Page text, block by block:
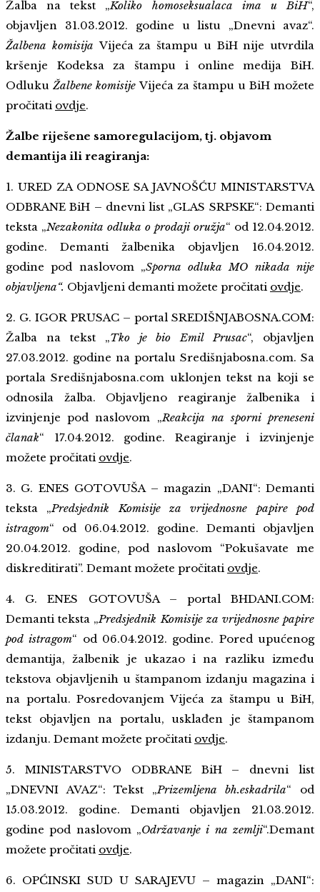
Žalba na tekst „Koliko homoseksualaca ima u BiH“,
objavljen 31.03.2012. godine u listu „Dnevni avaz“.
Žalbena komisijaVijeća za štampu u BiH nije utvrdila
kršenje Kodeksa za štampu i online medija BiH.
Odluku Žalbene komisijeVijeća za štampu u BiH možete
pročitati ovdje.
Žalbe riješene samoregulacijom, tj. objavom
demantija ili reagiranja:
1. URED ZA ODNOSE SA JAVNOŠĆU MINISTARSTVA
ODBRANE BiH – dnevni list „GLAS SRPSKE“: Demanti
teksta „Nezakonita odluka o prodaji oružja“ od 12.04.2012.
godine. Demanti žalbenika objavljen 16.04.2012.
godine pod naslovom „Sporna odluka MO nikada nije
objavljena“. Objavljeni demanti možete pročitati ovdje.
2. G. IGOR PRUSAC – portal SREDIŠNJABOSNA.COM:
Žalba na tekst „Tko je bio Emil Prusac“, objavljen
27.03.2012. godine na portalu Središnjabosna.com. Sa
portala Središnjabosna.com uklonjen tekst na koji se
odnosila žalba. Objavljeno reagiranje žalbenika i
izvinjenje pod naslovom „Reakcija na sporni preneseni
članak“ 17.04.2012. godine. Reagiranje i izvinjenje
možete pročitati ovdje.
3. G. ENES GOTOVUŠA – magazin „DANI“: Demanti
teksta „Predsjednik Komisije za vrijednosne papire pod
istragom“ od 06.04.2012. godine. Demanti objavljen
20.04.2012. godine, pod naslovom “Pokušavate me
diskreditirati”. Demant možete pročitati ovdje.
4. G. ENES GOTOVUŠA – portal BHDANI.COM:
Demanti teksta „Predsjednik Komisije za vrijednosne papire
pod istragom“ od 06.04.2012. godine. Pored upućenog
demantija, žalbenik je ukazao i na razliku između
tekstova objavljenih u štampanom izdanju magazina i
na portalu. Posredovanjem Vijeća za štampu u BiH,
tekst objavljen na portalu, usklađen je štampanom
izdanju. Demant možete pročitati ovdje.
5. MINISTARSTVO ODBRANE BiH – dnevni list
„DNEVNI AVAZ“: Tekst „Prizemljena bh.eskadrila“ od
15.03.2012. godine. Demanti objavljen 21.03.2012.
godine pod naslovom „Održavanje i na zemlji“.Demant
možete pročitati ovdje.
6. OPĆINSKI SUD U SARAJEVU – magazin „DANI“: